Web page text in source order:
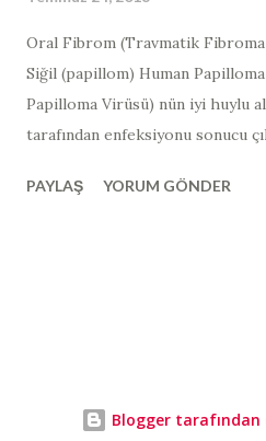
Oral Fibrom (Travmatik
Siğil (papillom) Human
Papilloma Virüsü) nün iyi huylu
tarafından enfeksiyonu sonucu
ile karıştırılabilmektedir. Oral
tarafındaki küçük, kabarık
PAYLAŞ YORUM GÖNDER
Blogger